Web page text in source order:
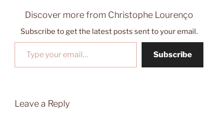
Discover more from Christophe Lourenço
Subscribe to get the latest posts sent to your email.
Type your email…
Subscribe
Leave a Reply